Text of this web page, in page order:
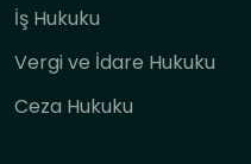
İş Hukuku
Vergi ve İdare Hukuku
Ceza Hukuku